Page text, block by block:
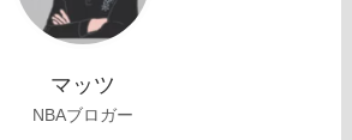
マッツ
NBAブロガー